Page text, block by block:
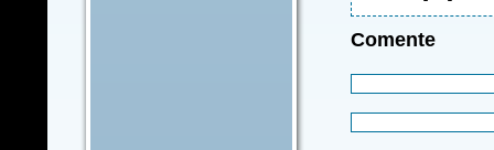
Comente